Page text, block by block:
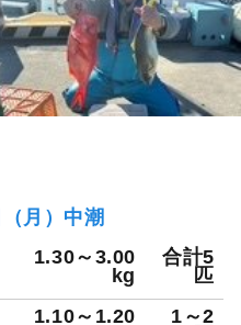
月）中潮
1.30～3.00
kg
合計5
匹